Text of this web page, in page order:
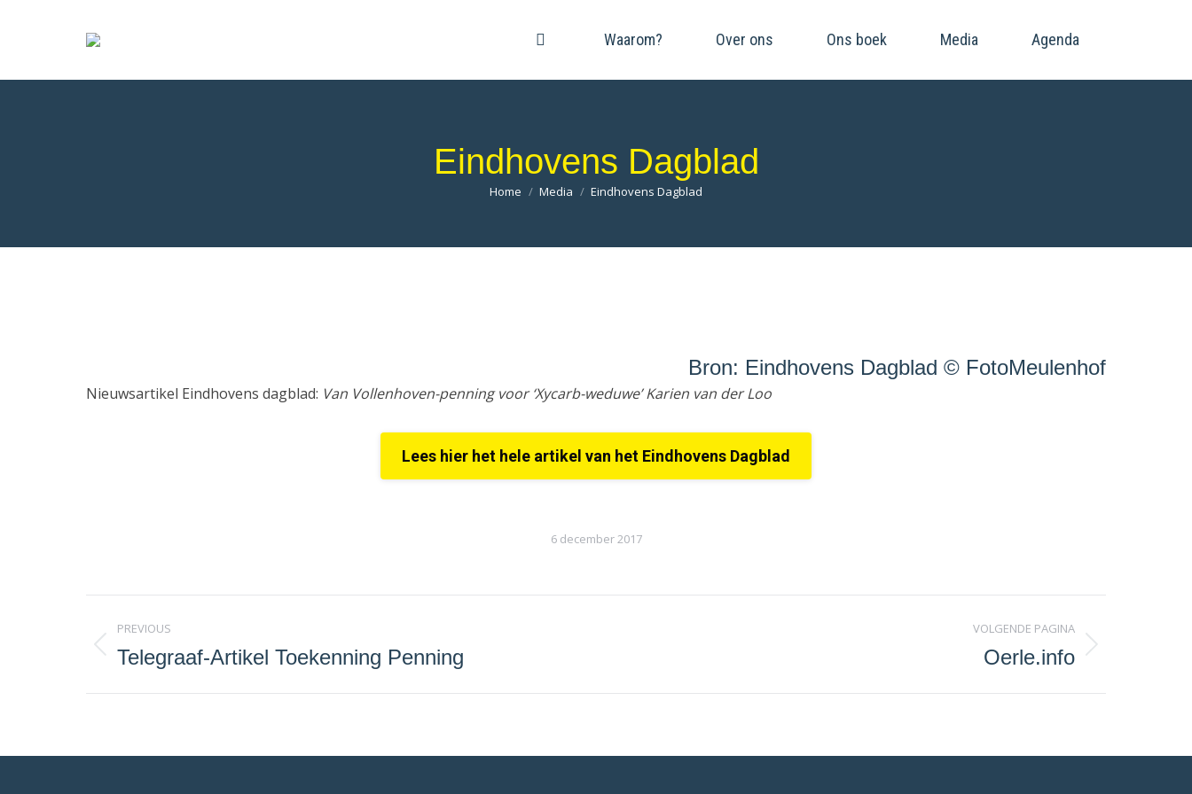
Waarom? Over ons Ons boek Media Agenda
Eindhovens Dagblad
Je bent hier:
Home Media Eindhovens Dagblad
Bron: Eindhovens Dagblad © FotoMeulenhof
Nieuwsartikel Eindhovens dagblad: Van Vollenhoven-penning voor ‘Xycarb-weduwe’ Karien van der Loo
Lees hier het hele artikel van het Eindhovens Dagblad
6 december 2017
Project
navigation
PREVIOUS
Previous
Telegraaf-Artikel Toekenning Penning
VOLGENDE PAGINA
Oerle.info